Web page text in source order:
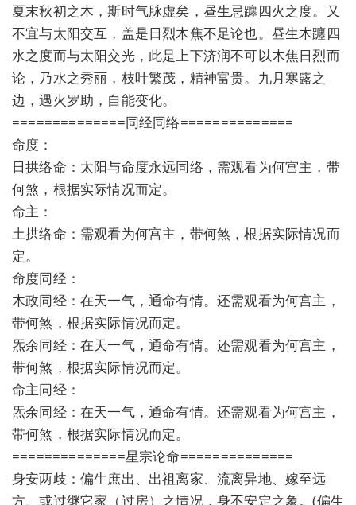
夏末秋初之木，斯时气脉虚矣，昼生忌躔四火之度。又
不宜与太阳交互，盖是日烈木焦不足论也。昼生木躔四
水之度而与太阳交光，此是上下济润不可以木焦日烈而
论，乃水之秀丽，枝叶繁茂，精神富贵。九月寒露之
边，遇火罗助，自能变化。
==============同经同络==============
命度：
日拱络命：太阳与命度永远同络，需观看为何宫主，带
何煞，根据实际情况而定。
命主：
土拱络命：需观看为何宫主，带何煞，根据实际情况而
定。
命度同经：
木政同经：在天一气，通命有情。还需观看为何宫主，
带何煞，根据实际情况而定。
炁余同经：在天一气，通命有情。还需观看为何宫主，
带何煞，根据实际情况而定。
命主同经：
炁余同经：在天一气，通命有情。还需观看为何宫主，
带何煞，根据实际情况而定。
==============星宗论命==============
身安两歧：偏生庶出、出祖离家、流离异地、嫁至远
方、或过继它家（过房）之情况，身不安定之象。(偏生